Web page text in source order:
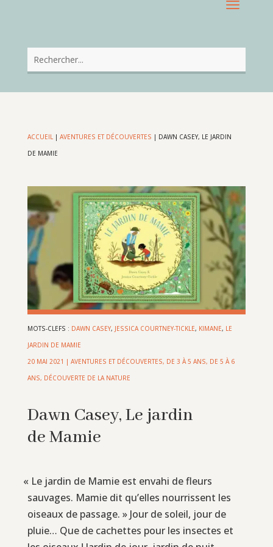
ACCUEIL| AVENTURES ET DÉCOUVERTES | DAWN CASEY, LE JARDIN
DE MAMIE
MOTS-CLEFS : DAWN CASEY, JESSICA COURTNEY-TICKLE, KIMANE, LE
JARDIN DE MAMIE
20 MAI 2021 | AVENTURES ET DÉCOUVERTES, DE 3 À 5 ANS, DE 5 À 6
ANS, DÉCOUVERTE DE LA NATURE
Dawn Casey, Le jardin
de Mamie
« Le jardin de Mamie est envahi de fleurs
sauvages. Mamie dit qu’elles nourrissent les
oiseaux de passage. » Jour de soleil, jour de
pluie… Que de cachettes pour les insectes et